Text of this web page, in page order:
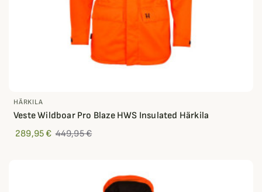
HÄRKILA
Veste Wildboar Pro Blaze HWS Insulated Härkila
289,95 € 449,95 €